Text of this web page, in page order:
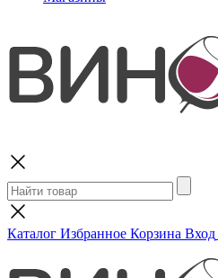
Каталог Избранное Корзина Вход